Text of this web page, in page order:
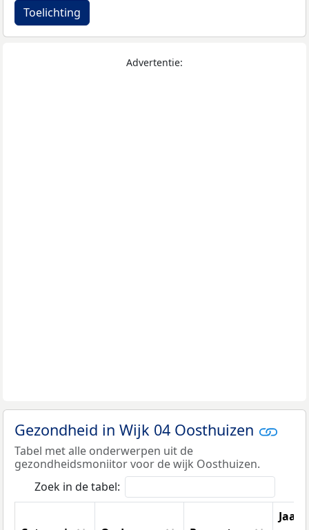
Toelichting
Advertentie:
Gezondheid in Wijk 04 Oosthuizen
Tabel met alle onderwerpen uit de
gezondheidsmoniitor voor de wijk Oosthuizen.
Zoek in de tabel:
Jaar